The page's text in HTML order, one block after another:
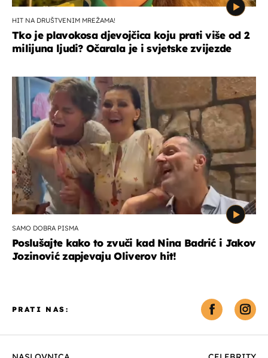
HIT NA DRUŠTVENIM MREŽAMA!
Tko je plavokosa djevojčica koju prati više od 2
milijuna ljudi? Očarala je i svjetske zvijezde
SAMO DOBRA PISMA
Poslušajte kako to zvuči kad Nina Badrić i Jakov
Jozinović zapjevaju Oliverov hit!
PRATI NAS: